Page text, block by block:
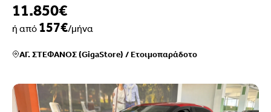
11.850€
ή από 157€/μήνα
ΑΓ. ΣΤΕΦΑΝΟΣ (GigaStore) /Ετοιμοπαράδοτο